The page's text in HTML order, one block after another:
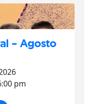
– Agosto
pm